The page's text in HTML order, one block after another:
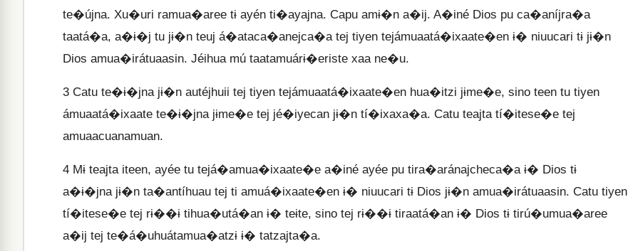
te�újna. Xu�uri ramua�aree tɨ ayén ti�ayajna. Capu amɨ�n a�ij. A�iné Dios pu ca�aníjra�a
taatá�a, a�ɨ�j tu jɨ�n teuj á�ataca�anejca�a tej tiyen tejámuaatá�ixaate�en ɨ� niuucari tɨ jɨ�n
Dios amua�irátuaasin. Jéihua mú taatamuárɨ�eriste xaa ne�u.
3 Catu te�ɨ�jna jɨ�n autéjhuii tej tiyen tejámuaatá�ixaate�en hua�itzi jɨme�e, sino teen tu tiyen
ámuaatá�ixaate te�ɨ�jna jɨme�e tej jé�iyecan jɨ�n tí�ixaxa�a. Catu teajta tí�itese�e tej
amuaacuanamuan.
4 Mɨ teajta iteen, ayée tu tejá�amua�ixaate�e a�iné ayée pu tira�aránajcheca�a ɨ� Dios tɨ
a�ɨ�jna jɨ�n ta�antíhuau tej ti amuá�ixaate�en ɨ� niuucari tɨ Dios jɨ�n amua�irátuaasin. Catu tiyen
tí�itese�e tej rɨ��ɨ tihua�utá�an ɨ� teɨte, sino tej rɨ��ɨ tiraatá�an ɨ� Dios tɨ tirú�umua�aree
a�ij tej te�á�uhuátamua�atzɨ ɨ� tatzajta�a.